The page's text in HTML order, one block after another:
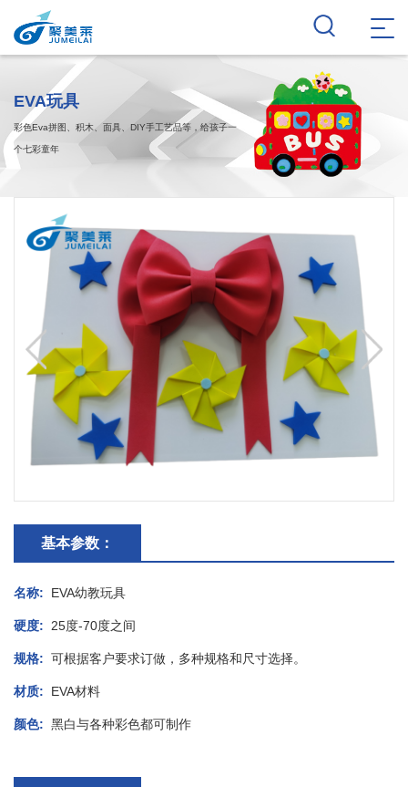
EVA玩具
彩色Eva拼图、积木、面具、DIY手工艺品等，给孩子一
个七彩童年
基本参数：
名称: EVA幼教玩具
硬度: 25度-70度之间
规格: 可根据客户要求订做，多种规格和尺寸选择。
材质: EVA材料
颜色: 黑白与各种彩色都可制作